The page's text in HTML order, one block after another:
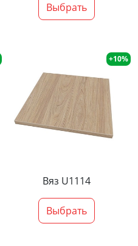
Выбрать
+10%
Вяз U1114
Выбрать